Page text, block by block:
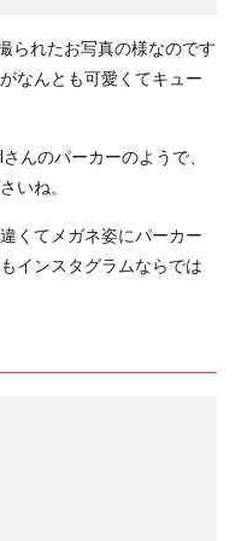
られたお写真の様なのです
なんとも可愛くてキュー
んのパーカーのようで、
いね。
くてメガネ姿にパーカー
インスタグラムならでは